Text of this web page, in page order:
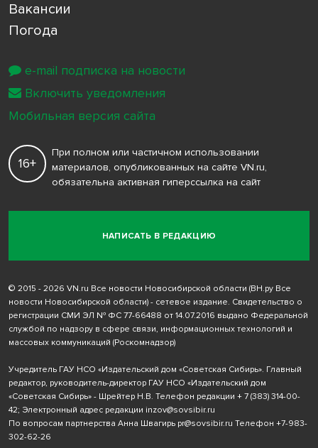
Вакансии
Погода
НАПИСАТЬ В РЕДАКЦИЮ
16+
При полном или частичном использовании
материалов, опубликованных на сайте VN.ru,
обязательна активная гиперссылка на сайт
© 2015 - 2026 VN.ru Все новости Новосибирской области (ВН.ру Все
новости Новосибирской области) - сетевое издание. Свидетельство о
регистрации СМИ ЭЛ № ФС 77-66488 от 14.07.2016 выдано Федеральной
службой по надзору в сфере связи, информационных технологий и
массовых коммуникаций (Роскомнадзор)
Учредитель ГАУ НСО «Издательский дом «Советская Сибирь». Главный
редактор, руководитель-директор ГАУ НСО «Издательский дом
«Советская Сибирь» - Шрейтер Н.В. Телефон редакции + 7 (383) 314-00-
42; Электронный адрес редакции inzov@sovsibir.ru
По вопросам партнерства Анна Швагирь pr@sovsibir.ru Телефон +7-983-
302-62-26
e-mail подписка на новости
Включить уведомления
Мобильная версия сайта